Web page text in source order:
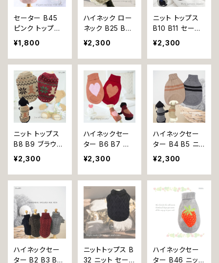
換不可
の服 防寒 秋冬
小型犬 返品交
換不可
ト 贈り物 【返品
交換不可】
セーター B45
ピンク トップス
ニット ドッグ ウ
ェア dog 花 薔
薇 ローズ みつ
ばち 秋冬 犬 猫
ペット 服 犬服
猫服 犬の服 猫
の服 小型犬 返
品交換不可
¥1,800
ハイネック ロー
ネック B25 B30
セーター ピンク
ベージュ トップ
ス ドッグ ウェア
dog ニット 透け
感 ざっくり 編み
犬 猫 ペット 服
小型犬 返品交
換不可
¥2,300
ニット トップス
B10 B11 セータ
ー グレー ブラウ
ン リボン 小型
かわいい キュー
ト おしゃれ わん
こ モチーフ ドッ
グウェア ドック
ウェア ドッグ ウ
ェア 犬 猫 ペッ
ト 服 犬服 猫服
犬の洋服 猫の洋
服
¥2,300
ニット トップス
B8 B9 ブラウン
レッド ノルディッ
ク 柄 くまさん
小型 かわいい
おしゃれ セータ
ー 可愛い 北欧
くま 犬 猫 ペッ
ト 服 犬服 猫服
犬の服 猫の服
犬の洋服 猫の洋
服 ドッグウェア
ドックウェア ドッ
¥2,300
ハイネックセー
ター B6 B7 ニ
ット タートル レ
ッド ピンク ハー
ト 小型 おしゃれ
かわいい 可愛い
ラブリー キュー
ト トップス 犬
猫 ペット 服 犬
服 猫服 犬の服
猫の服 ドッグウ
ェア
¥2,300
ハイネックセー
ター B4 B5 ニッ
ト スマート クー
ル タートル ベー
ジュ グレー シン
プル 小型 犬 猫
ペット 服 犬服
猫服 犬の服 猫
の服 かわいい
おしゃれ カジュ
アル ドッグウエ
ア ドッグ ウェア
¥2,300
ハイネックセー
ター B2 B3 B23
ニットトップス B
32 ニット セータ
ハイネックセー
ター B46 ニット